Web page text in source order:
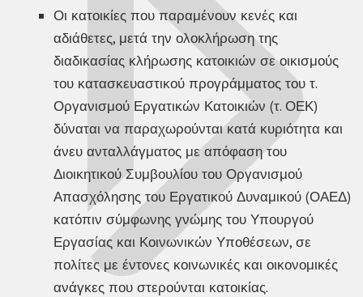
Οι κατοικίες που παραμένουν κενές και
αδιάθετες, μετά την ολοκλήρωση της
διαδικασίας κλήρωσης κατοικιών σε οικισμούς
του κατασκευαστικού προγράμματος του τ.
Οργανισμού Εργατικών Κατοικιών (τ. ΟΕΚ)
δύναται να παραχωρούνται κατά κυριότητα και
άνευ ανταλλάγματος με απόφαση του
Διοικητικού Συμβουλίου του Οργανισμού
Απασχόλησης του Εργατικού Δυναμικού (ΟΑΕΔ)
κατόπιν σύμφωνης γνώμης του Υπουργού
Εργασίας και Κοινωνικών Υποθέσεων, σε
πολίτες με έντονες κοινωνικές και οικονομικές
ανάγκες που στερούνται κατοικίας.